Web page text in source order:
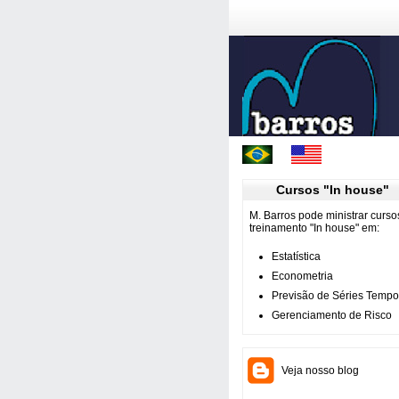
Cursos "In house"
M. Barros pode ministrar
treinamento "In house" em:
Estatística
Econometria
Previsão de Séries
Gerenciamento de Risco
Veja nosso blog